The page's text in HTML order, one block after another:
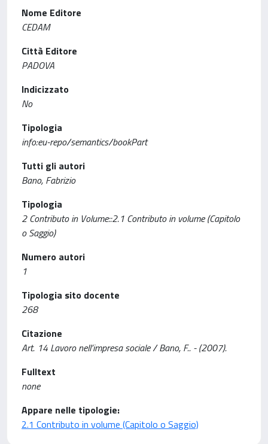
Nome Editore
CEDAM
Città Editore
PADOVA
Indicizzato
No
Tipologia
info:eu-repo/semantics/bookPart
Tutti gli autori
Bano, Fabrizio
Tipologia
2 Contributo in Volume::2.1 Contributo in volume (Capitolo
o Saggio)
Numero autori
1
Tipologia sito docente
268
Citazione
Art. 14 Lavoro nell’impresa sociale / Bano, F.. - (2007).
Fulltext
none
Appare nelle tipologie:
2.1 Contributo in volume (Capitolo o Saggio)